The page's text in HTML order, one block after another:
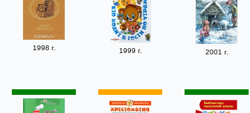
1998 г. 1999 г. 2001 г.